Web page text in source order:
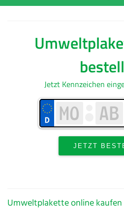
Umweltplakette online